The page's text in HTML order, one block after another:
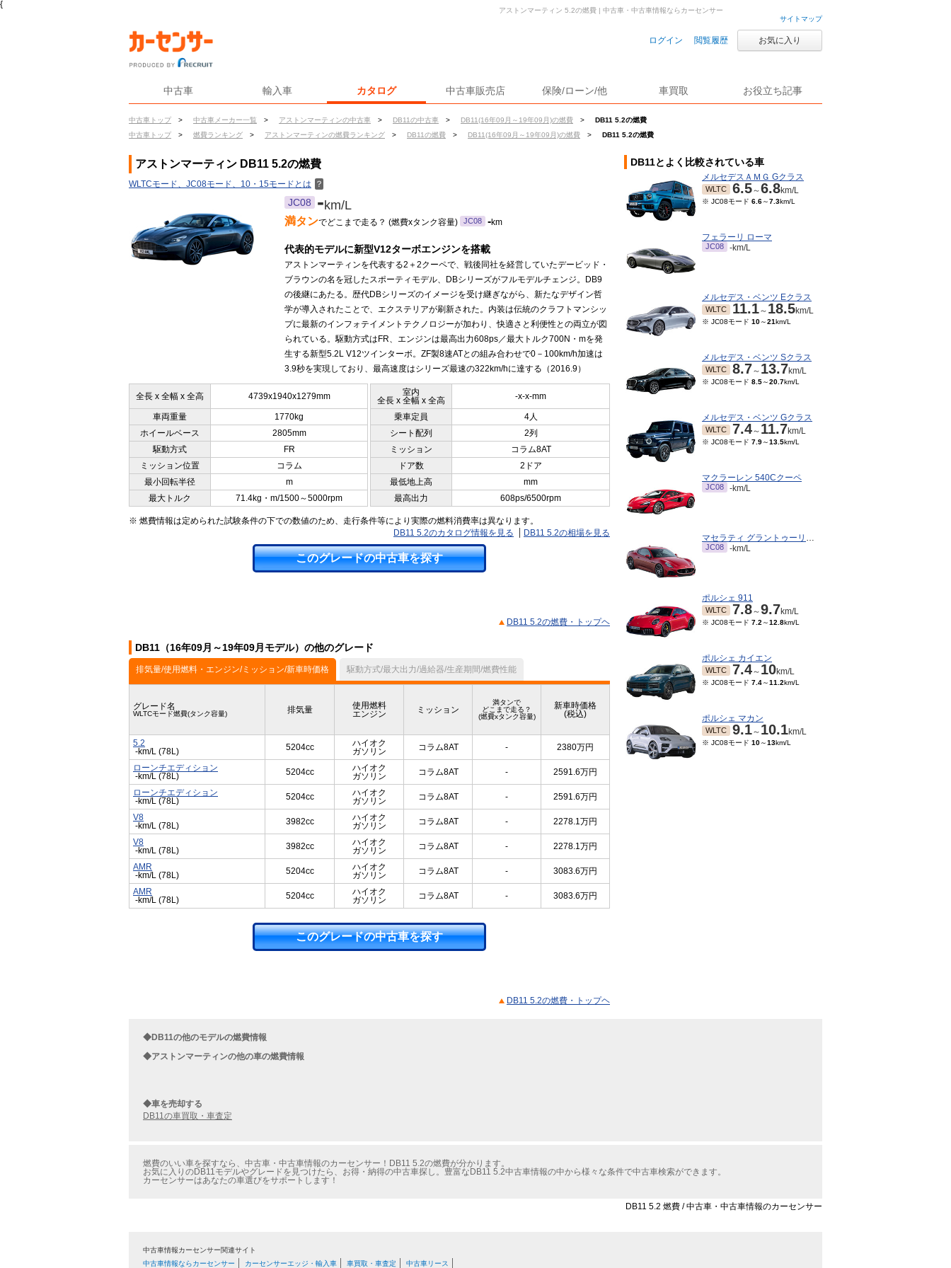
{
サイトマップ
ログイン 閲覧履歴 お気に入り
中古車 輸入車 カタログ 中古車販売店 保険/ローン/他 車買取 お役立ち記事
中古車トップ > 中古車メーカー一覧 > アストンマーティンの中古車 > DB11の中古車 > DB11(16年09月～19年09月)の燃費 >
DB11 5.2の燃費
中古車トップ
> 燃費ランキング > アストンマーティンの燃費ランキング > DB11の燃費 > DB11(16年09月～19年09月)の燃費 > DB11 5.2の燃費
アストンマーティン 5.2の燃費 | 中古車・中古車情報ならカーセンサー
アストンマーティン DB11 5.2の燃費
WLTCモード、JC08モード、10・15モードとは ？
JC08 -km/L
満タンでどこまで走る？ (燃費xタンク容量) JC08 -km
代表的モデルに新型V12ターボエンジンを搭載
アストンマーティンを代表する2＋2クーペで、戦後同社を経営していたデービッド・
ブラウンの名を冠したスポーティモデル、DBシリーズがフルモデルチェンジ。DB9
の後継にあたる。歴代DBシリーズのイメージを受け継ぎながら、新たなデザイン哲
学が導入されたことで、エクステリアが刷新された。内装は伝統のクラフトマンシッ
プに最新のインフォテイメントテクノロジーが加わり、快適さと利便性との両立が図
られている。駆動方式はFR、エンジンは最高出力608ps／最大トルク700N・mを発
生する新型5.2L V12ツインターボ。ZF製8速ATとの組み合わせで0－100km/h加速は
3.9秒を実現しており、最高速度はシリーズ最速の322km/hに達する（2016.9）
全長 x 全幅 x 全高 4739x1940x1279mm
室内
全長 x 全幅 x 全高
-x-x-mm
車両重量 1770kg 乗車定員
4人
ホイールベース
2805mm シート配列
2列
駆動方式
FR ミッション
コラム8AT
ミッション位置
コラム ドア数
2ドア
最小回転半径
m 最低地上高
mm
最大トルク
71.4kg・m/1500～5000rpm 最高出力 608ps/6500rpm
※ 燃費情報は定められた試験条件の下での数値のため、走行条件等により実際の燃料消費率は異なります。
DB11 5.2のカタログ情報を見る
DB11 5.2の相場を見る
このグレードの中古車を探す
DB11 5.2の燃費・トップヘ
DB11（16年09月～19年09月モデル）の他のグレード
排気量/使用燃料・エンジン/ミッション/新車時価格 駆動方式/最大出力/過給器/生産期間/燃費性能
グレード名
WLTCモード燃費(タンク容量) 排気量
使用燃料
エンジン
ミッション
満タンで
どこまで走る？
(燃費xタンク容量)
新車時価格
(税込)
5.2
-km/L (78L)
5204cc
ハイオク
ガソリン
コラム8AT - 2380万円
ローンチエディション
-km/L (78L)
5204cc
ハイオク
ガソリン
コラム8AT - 2591.6万円
ローンチエディション
-km/L (78L)
5204cc
ハイオク
ガソリン
コラム8AT - 2591.6万円
V8
-km/L (78L)
3982cc
ハイオク
ガソリン
コラム8AT - 2278.1万円
V8
-km/L (78L)
3982cc
ハイオク
ガソリン
コラム8AT - 2278.1万円
AMR
-km/L (78L)
5204cc
ハイオク
ガソリン
コラム8AT - 3083.6万円
AMR
-km/L (78L)
5204cc
ハイオク
ガソリン
コラム8AT - 3083.6万円
このグレードの中古車を探す
DB11 5.2の燃費・トップヘ
DB11とよく比較されている車
メルセデスＡＭＧ Gクラス
WLTC 6.5～6.8km/L
※ JC08モード 6.6～7.3km/L
フェラーリ ローマ
JC08 -km/L
メルセデス・ベンツ Eクラス
WLTC 11.1～ 18.5km/L
※ JC08モード 10～21km/L
メルセデス・ベンツ Sクラス
WLTC 8.7～ 13.7km/L
※ JC08モード 8.5～20.7km/L
メルセデス・ベンツ Gクラス
WLTC 7.4～ 11.7km/L
※ JC08モード 7.9～13.5km/L
マクラーレン 540Cクーペ
JC08 -km/L
マセラティ グラントゥーリズモ
JC08 -km/L
ポルシェ 911
WLTC 7.8～9.7km/L
※ JC08モード 7.2 ～12.8km/L
ポルシェ カイエン
WLTC 7.4～ 10km/L
※ JC08モード 7.4～11.2km/L
ポルシェ マカン
WLTC 9.1～ 10.1km/L
※ JC08モード 10～13km/L
◆DB11の他のモデルの燃費情報
◆アストンマーティンの他の車の燃費情報
◆車を売却する
DB11の車買取・車査定
燃費のいい車を探すなら、中古車・中古車情報のカーセンサー！DB11 5.2の燃費が分かります。
お気に入りのDB11モデルやグレードを見つけたら、お得・納得の中古車探し。豊富なDB11 5.2中古車情報の中から様々な条件で中古車検索ができます。
カーセンサーはあなたの車選びをサポートします！
DB11 5.2 燃費 / 中古車・中古車情報のカーセンサー
中古車情報カーセンサー関連サイト
中古車情報ならカーセンサー
カーセンサーエッジ・輸入車 車買取・車査定 中古車リース